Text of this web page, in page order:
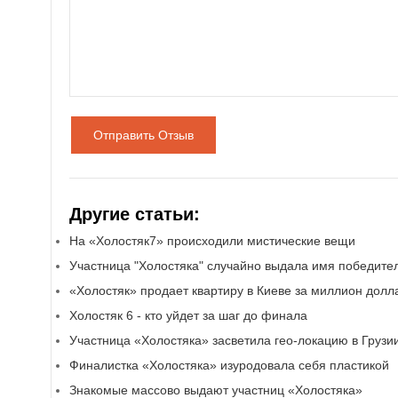
Отправить Отзыв
Другие статьи:
На «Холостяк7» происходили мистические вещи
Участница "Холостяка" случайно выдала имя
«Холостяк» продает квартиру в Киеве за миллион
Холостяк 6 - кто уйдет за шаг до финала
Участница «Холостяка» засветила гео-локацию в
Финалистка «Холостяка» изуродовала себя пластикой
Знакомые массово выдают участниц «Холостяка»